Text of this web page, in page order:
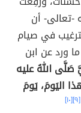
-تعالى- أن
في صيام
ورد عن ابن
صَلَّى اللهُ عليه
اليَومَ، يَومَ
[٩] [١٠]